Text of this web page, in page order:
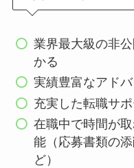
業界最大級の非
かる
実績豊富なアド
充実した転職サポ
在職中で時間が
能（応募書類の
ど）